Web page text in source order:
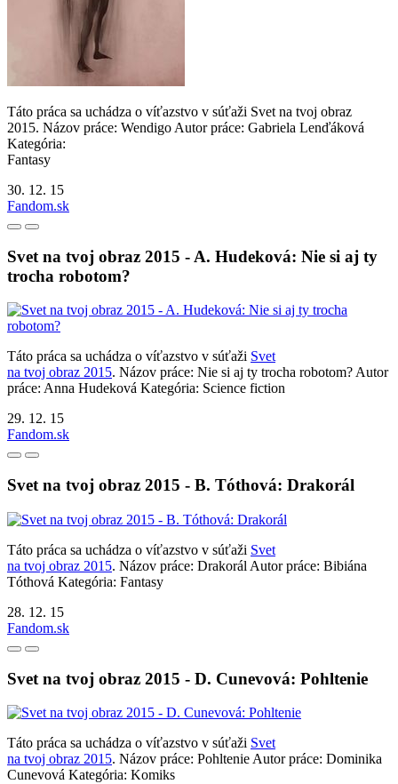
Táto práca sa uchádza o víťazstvo v súťaži Svet na tvoj obraz
2015. Názov práce: Wendigo Autor práce: Gabriela Lenďáková
Kategória:
Fantasy
30. 12. 15
Fandom.sk
Svet na tvoj obraz 2015 - A. Hudeková: Nie si aj ty
trocha robotom?
Táto práca sa uchádza o víťazstvo v súťaži Svet
na tvoj obraz 2015. Názov práce: Nie si aj ty trocha robotom? Autor
práce: Anna Hudeková Kategória: Science fiction
29. 12. 15
Fandom.sk
Svet na tvoj obraz 2015 - B. Tóthová: Drakorál
Táto práca sa uchádza o víťazstvo v súťaži Svet
na tvoj obraz 2015. Názov práce: Drakorál Autor práce: Bibiána
Tóthová Kategória: Fantasy
28. 12. 15
Fandom.sk
Svet na tvoj obraz 2015 - D. Cunevová: Pohltenie
Táto práca sa uchádza o víťazstvo v súťaži Svet
na tvoj obraz 2015. Názov práce: Pohltenie Autor práce: Dominika
Cunevová Kategória: Komiks